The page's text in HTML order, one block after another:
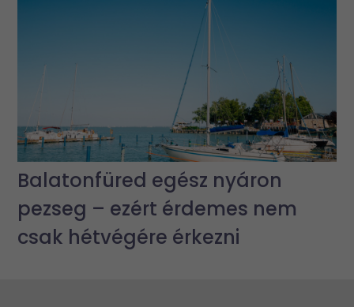
Balatonfüred egész nyáron
pezseg – ezért érdemes nem
csak hétvégére érkezni